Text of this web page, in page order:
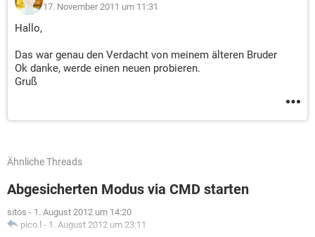
17. November 2011 um 11:31
Hallo,
Das war genau den Verdacht von meinem älteren Bruder
Ok danke, werde einen neuen probieren.
Gruß
Ähnliche Threads
Abgesicherten Modus via CMD starten
sitos - 1. August 2012 um 14:20
pico.l - 1. August 2012 um 23:11